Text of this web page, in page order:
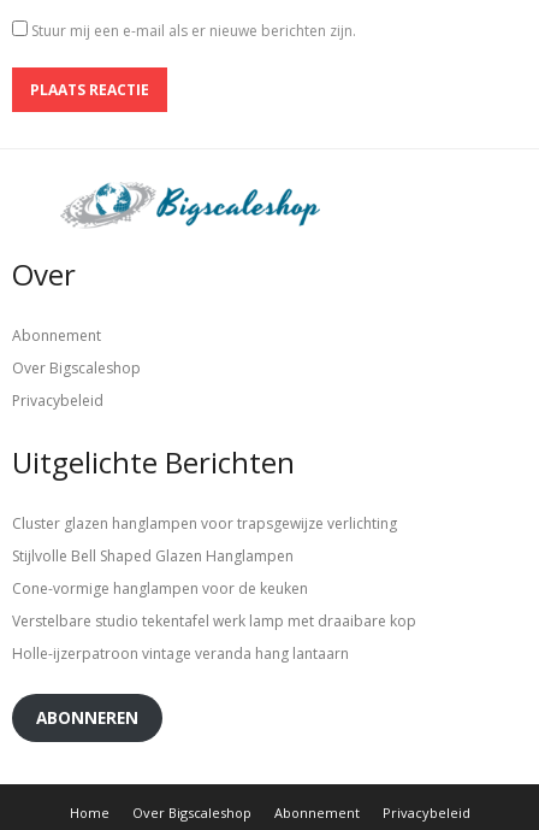
Stuur mij een e-mail als er nieuwe berichten zijn.
Over
Abonnement
Over Bigscaleshop
Privacybeleid
Uitgelichte Berichten
Cluster glazen hanglampen voor trapsgewijze verlichting
Stijlvolle Bell Shaped Glazen Hanglampen
Cone-vormige hanglampen voor de keuken
Verstelbare studio tekentafel werk lamp met draaibare kop
Holle-ijzerpatroon vintage veranda hang lantaarn
ABONNEREN
Home Over Bigscaleshop Abonnement Privacybeleid